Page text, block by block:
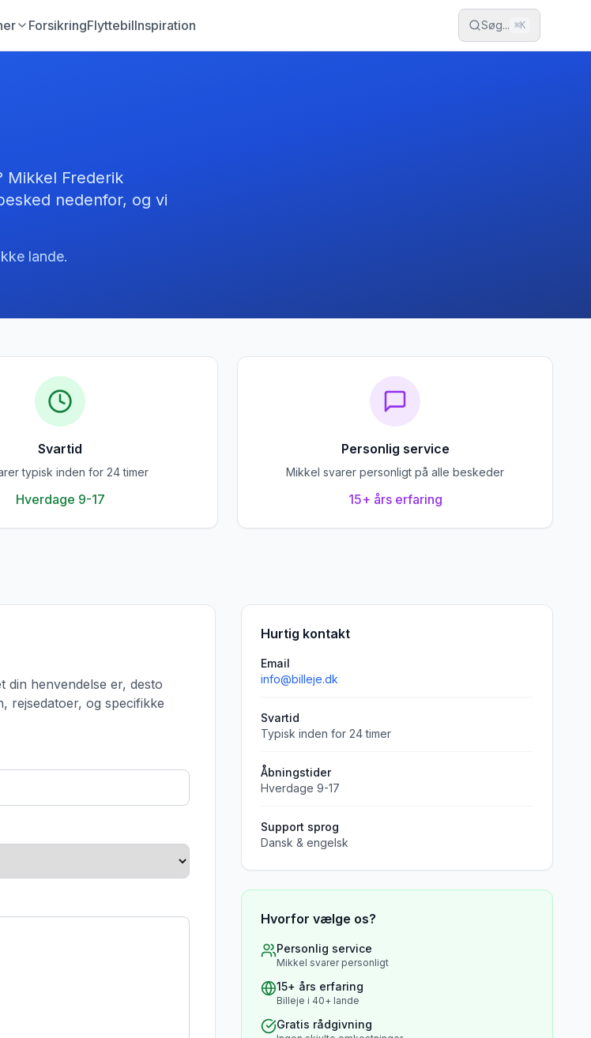
ForsikringFlyttebilInspiration Søg... ⌘K
Mikkel Frederik
nedenfor, og vi
lande.
Svartid
typisk inden for 24 timer
Hverdage 9-17
Personlig service
Mikkel svarer personligt på alle beskeder
15+ års erfaring
din henvendelse er, desto
rejsedatoer, og specifikke
Hurtig kontakt
Email
info@billeje.dk
Svartid
Typisk inden for 24 timer
Åbningstider
Hverdage 9-17
Support sprog
Dansk & engelsk
Hvorfor vælge os?
Personlig service
Mikkel svarer personligt
15+ års erfaring
Billeje i 40+ lande
Gratis rådgivning